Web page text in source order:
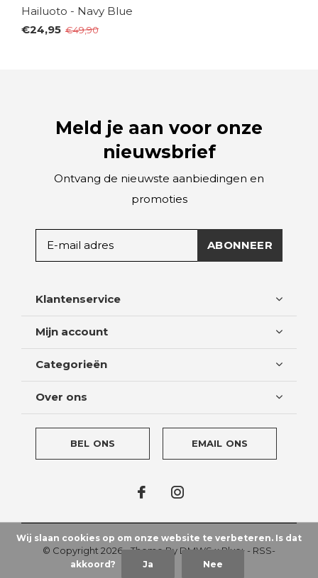
Hailuoto - Navy Blue
€24,95 €49,90
Meld je aan voor onze
nieuwsbrief
Ontvang de nieuwste aanbiedingen en
promoties
ABONNEER
Klantenservice
Mijn account
Categorieën
Over ons
BEL ONS EMAIL ONS
© Copyright 2026- Theme By DMWSxPlus+ - RSS-
feed
Wij slaan cookies op om onze website te verbeteren. Is dat
akkoord? Ja Nee